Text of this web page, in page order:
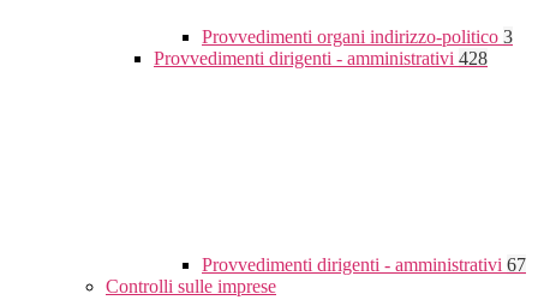
Provvedimenti organi indirizzo-politico 3
Provvedimenti dirigenti - amministrativi 428
Provvedimenti dirigenti - amministrativi 67
Controlli sulle imprese